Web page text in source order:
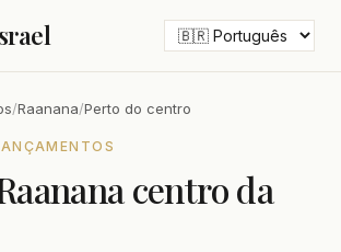
/Raanana/Perto do centro
centro da